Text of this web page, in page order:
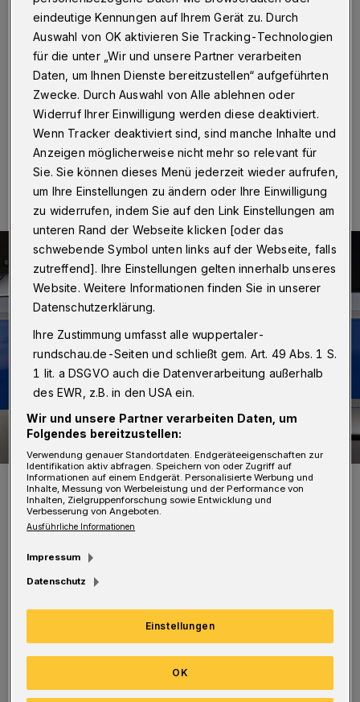
Wuppertal·Nachdem ein Mann aus einem Baumarkt
auf Lichtscheid mehrere Gegenstände gestohlen hatte,
flüchtete er am Samstag (11. Mai 2019) gegen 11.20
Uhr mit seinem Opel – und verursachte einen Unfall.
13.05.2019 , 12:54 Uhr Eine Minute Lesezeit
Symbolbild.
Foto: Jochen Tack
Müngstener Straße rammte der Wagen einen
Während der Fahndung wurde der Flüchtige
von der Polizei gestellt.
eindeutige Kennungen auf Ihrem Gerät zu. Durch
Auswahl von OK aktivieren Sie Tracking-Technologien
für die unter „Wir und unsere Partner verarbeiten
Daten, um Ihnen Dienste bereitzustellen“ aufgeführten
Zwecke. Durch Auswahl von Alle ablehnen oder
Widerruf Ihrer Einwilligung werden diese deaktiviert.
Wenn Tracker deaktiviert sind, sind manche Inhalte und
Anzeigen möglicherweise nicht mehr so relevant für
Sie. Sie können dieses Menü jederzeit wieder aufrufen,
um Ihre Einstellungen zu ändern oder Ihre Einwilligung
zu widerrufen, indem Sie auf den Link Einstellungen am
unteren Rand der Webseite klicken [oder das
schwebende Symbol unten links auf der Webseite, falls
zutreffend]. Ihre Einstellungen gelten innerhalb unseres
Website. Weitere Informationen finden Sie in unserer
Datenschutzerklärung.
Ihre Zustimmung umfasst alle wuppertaler-
rundschau.de-Seiten und schließt gem. Art. 49 Abs. 1 S.
1 lit. a DSGVO auch die Datenverarbeitung außerhalb
des EWR, z.B. in den USA ein.
Wir und unsere Partner verarbeiten Daten, um
Folgendes bereitzustellen:
Verwendung genauer Standortdaten. Endgeräteeigenschaften zur
Identifikation aktiv abfragen. Speichern von oder Zugriff auf
Informationen auf einem Endgerät. Personalisierte Werbung und
Inhalte, Messung von Werbeleistung und der Performance von
Inhalten, Zielgruppenforschung sowie Entwicklung und
Verbesserung von Angeboten.
Ausführliche Informationen
Impressum
Datenschutz
Einstellungen
OK